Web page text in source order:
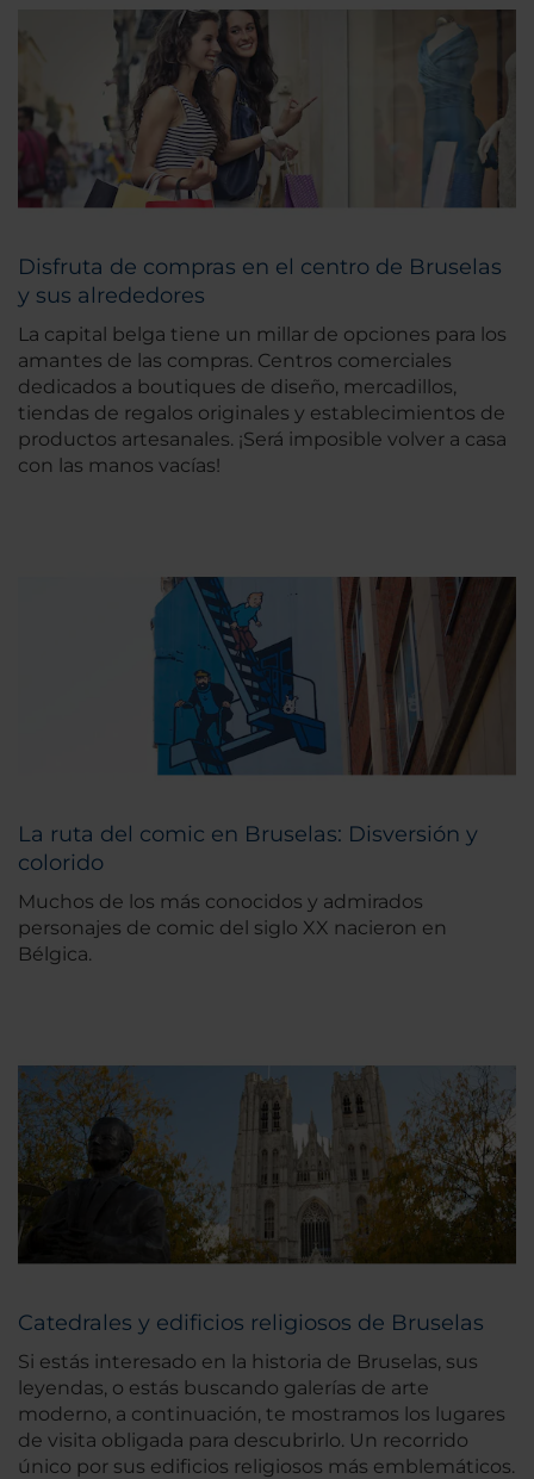
Disfruta de compras en el centro de Bruselas
y sus alrededores
La capital belga tiene un millar de opciones para los
amantes de las compras. Centros comerciales
dedicados a boutiques de diseño, mercadillos,
tiendas de regalos originales y establecimientos de
productos artesanales. ¡Será imposible volver a casa
con las manos vacías!
La ruta del comic en Bruselas: Disversión y
colorido
Muchos de los más conocidos y admirados
personajes de comic del siglo XX nacieron en
Bélgica.
Catedrales y edificios religiosos de Bruselas
Si estás interesado en la historia de Bruselas, sus
leyendas, o estás buscando galerías de arte
moderno, a continuación, te mostramos los lugares
de visita obligada para descubrirlo. Un recorrido
único por sus edificios religiosos más emblemáticos.